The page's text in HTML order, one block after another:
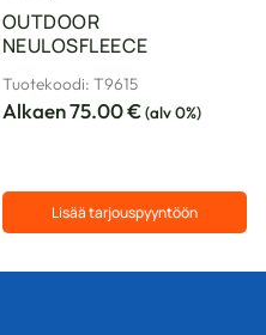
OUTDOOR
NEULOSFLEECE
Tuotekoodi: T9615
Alkaen75.00€(alv 0%)
Lisää tarjouspyyntöön
tuotteella